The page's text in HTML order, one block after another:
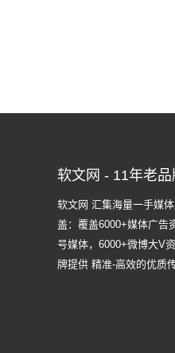
软文网 - 11年老
软文网 汇集海量一手媒
盖：覆盖6000+媒体广告
号媒体，6000+微博大V
牌提供 精准-高效的优质传